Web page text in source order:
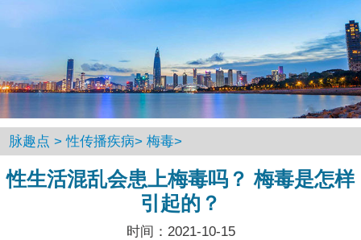
脉趣点 >性传播疾病> 梅毒>
性生活混乱会患上梅毒吗？ 梅毒是怎样
引起的？
时间：2021-10-15